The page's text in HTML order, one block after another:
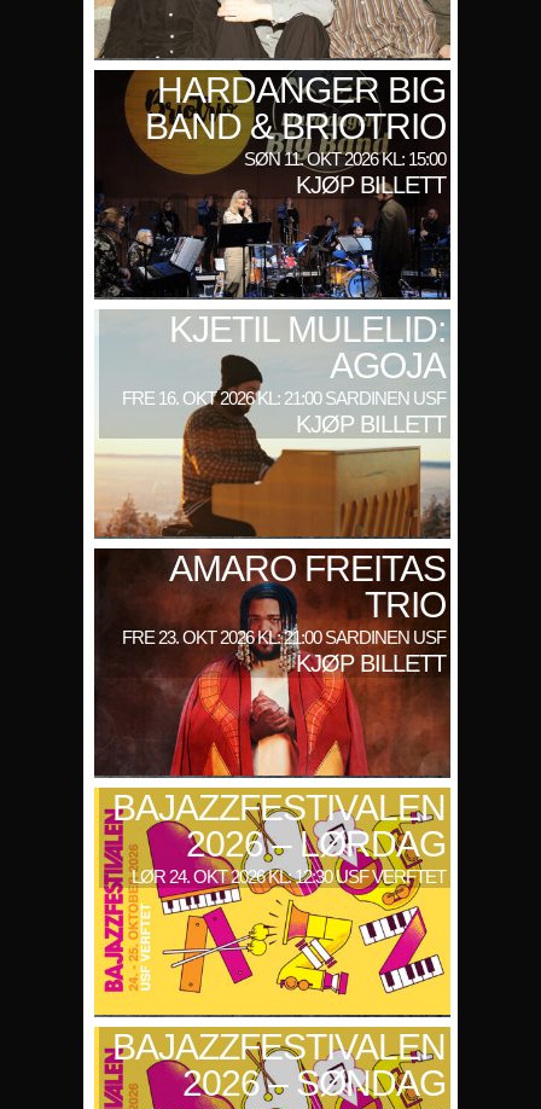
HARDANGER BIG
BAND & BRIOTRIO
SØN 11. OKT 2026 KL: 15:00
KJØP BILLETT
KJETIL MULELID:
AGOJA
FRE 16. OKT 2026 KL: 21:00 SARDINEN USF
KJØP BILLETT
AMARO FREITAS
TRIO
FRE 23. OKT 2026 KL: 21:00 SARDINEN USF
KJØP BILLETT
BAJAZZFESTIVALEN
2026 – LØRDAG
LØR 24. OKT 2026 KL: 12:30 USF VERFTET
BAJAZZFESTIVALEN
2026 – SØNDAG